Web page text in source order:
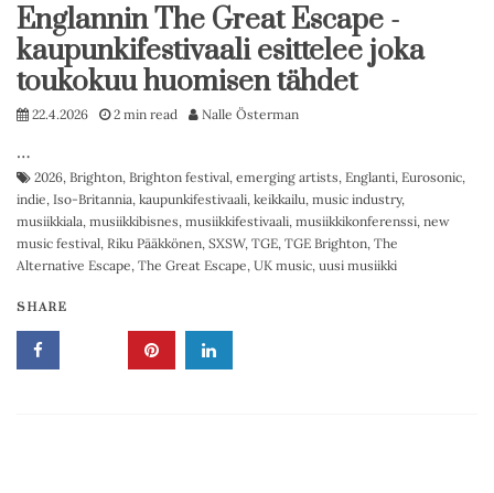
Englannin The Great Escape -
kaupunkifestivaali esittelee joka
toukokuu huomisen tähdet
22.4.2026 2 min read Nalle Österman
…
2026, Brighton, Brighton festival, emerging artists, Englanti, Eurosonic,
indie, Iso-Britannia, kaupunkifestivaali, keikkailu, music industry,
musiikkiala, musiikkibisnes, musiikkifestivaali, musiikkikonferenssi, new
music festival, Riku Pääkkönen, SXSW, TGE, TGE Brighton, The
Alternative Escape, The Great Escape, UK music, uusi musiikki
SHARE